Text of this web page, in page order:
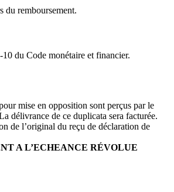
du remboursement.
du Code monétaire et financier.
mise en opposition sont perçus par le
délivrance de ce duplicata sera facturée.
de l’original du reçu de déclaration de
A L’ECHEANCE RÉVOLUE